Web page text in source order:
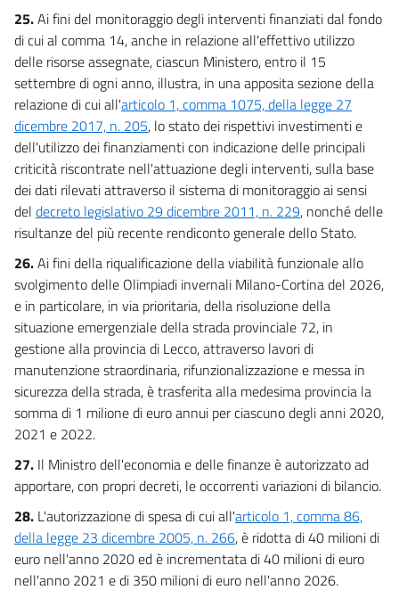
25.Ai fini del monitoraggio degli interventi finanziati dal fondo
di cui al comma 14, anche in relazione all'effettivo utilizzo
delle risorse assegnate, ciascun Ministero, entro il 15
settembre di ogni anno, illustra, in una apposita sezione della
relazione di cui all'articolo 1, comma 1075, della legge 27
dicembre 2017, n. 205, lo stato dei rispettivi investimenti e
dell'utilizzo dei finanziamenti con indicazione delle principali
criticità riscontrate nell'attuazione degli interventi, sulla base
dei dati rilevati attraverso il sistema di monitoraggio ai sensi
del decreto legislativo 29 dicembre 2011, n. 229, nonché delle
risultanze del più recente rendiconto generale dello Stato.
26.Ai fini della riqualificazione della viabilità funzionale allo
svolgimento delle Olimpiadi invernali Milano-Cortina del 2026,
e in particolare, in via prioritaria, della risoluzione della
situazione emergenziale della strada provinciale 72, in
gestione alla provincia di Lecco, attraverso lavori di
manutenzione straordinaria, rifunzionalizzazione e messa in
sicurezza della strada, è trasferita alla medesima provincia la
somma di 1 milione di euro annui per ciascuno degli anni 2020,
2021 e 2022.
27. Il Ministro dell'economia e delle finanze è autorizzato ad
apportare, con propri decreti, le occorrenti variazioni di bilancio.
28. L'autorizzazione di spesa di cui all'articolo 1, comma 86,
della legge 23 dicembre 2005, n. 266, è ridotta di 40 milioni di
euro nell'anno 2020 ed è incrementata di 40 milioni di euro
nell'anno 2021 e di 350 milioni di euro nell'anno 2026.